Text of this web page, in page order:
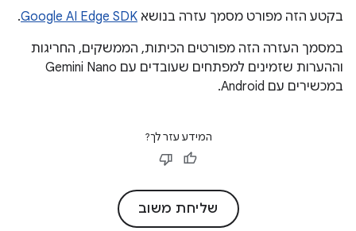
בקטע הזה מפורט מסמך עזרה בנושא Google AI Edge SDK
.
במסמך העזרה הזה מפורטים הכיתות, הממשקים, החריגות
וההערות שזמינים למפתחים שעובדים עם Gemini Nano
במכשירים עם Android.
המידע עזר לך?
שליחת משוב